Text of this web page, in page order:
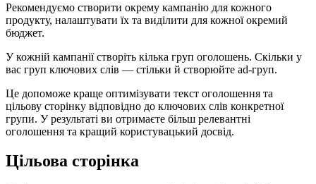
Рекомендуємо створити окрему кампанію для кожного
продукту, налаштувати їх та виділити для кожної окремий
бюджет.
У кожній кампанії створіть кілька груп оголошень. Скільки у
вас груп ключових слів — стільки й створюйте ad-груп.
Це допоможе краще оптимізувати текст оголошення та
цільову сторінку відповідно до ключових слів конкретної
групи. У результаті ви отримаєте більш релевантні
оголошення та кращий користувацький досвід.
Цільова сторінка